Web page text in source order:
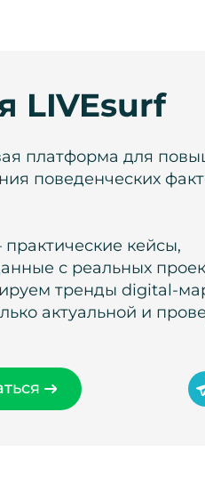
LIVEsurf
платформа для
поведенческих
кейсы,
с реальных
тренды digital-
актуальной и